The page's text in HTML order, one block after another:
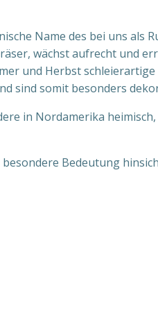
Name des bei uns als
wächst aufrecht und
und Herbst
sind somit besonders
in Nordamerika
Bedeutung